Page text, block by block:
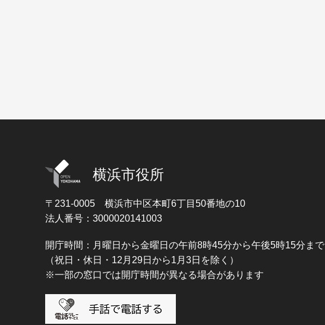
横浜市役所
〒231-0005 横浜市中区本町6丁目50番地の10
法人番号：3000020141003
開庁時間：月曜日から金曜日の午前8時45分から午後5時15分まで
（祝日・休日・12月29日から1月3日を除く）
※一部の窓口では開庁時間が異なる場合があります